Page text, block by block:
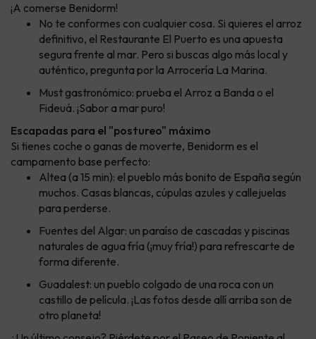
¡A comerse Benidorm!
No te conformes con cualquier cosa. Si quieres el arroz
definitivo, el Restaurante El Puerto es una apuesta
segura frente al mar. Pero si buscas algo más local y
auténtico, pregunta por la Arrocería La Marina.
Must gastronómico: prueba el Arroz a Banda o el
Fideuá. ¡Sabor a mar puro!
Escapadas para el "postureo" máximo
Si tienes coche o ganas de moverte, Benidorm es el
campamento base perfecto:
Altea (a 15 min): el pueblo más bonito de España según
muchos. Casas blancas, cúpulas azules y callejuelas
para perderse.
Fuentes del Algar: un paraíso de cascadas y piscinas
naturales de agua fría (¡muy fría!) para refrescarte de
forma diferente.
Guadalest: un pueblo colgado de una roca con un
castillo de película. ¡Las fotos desde allí arriba son de
otro planeta!